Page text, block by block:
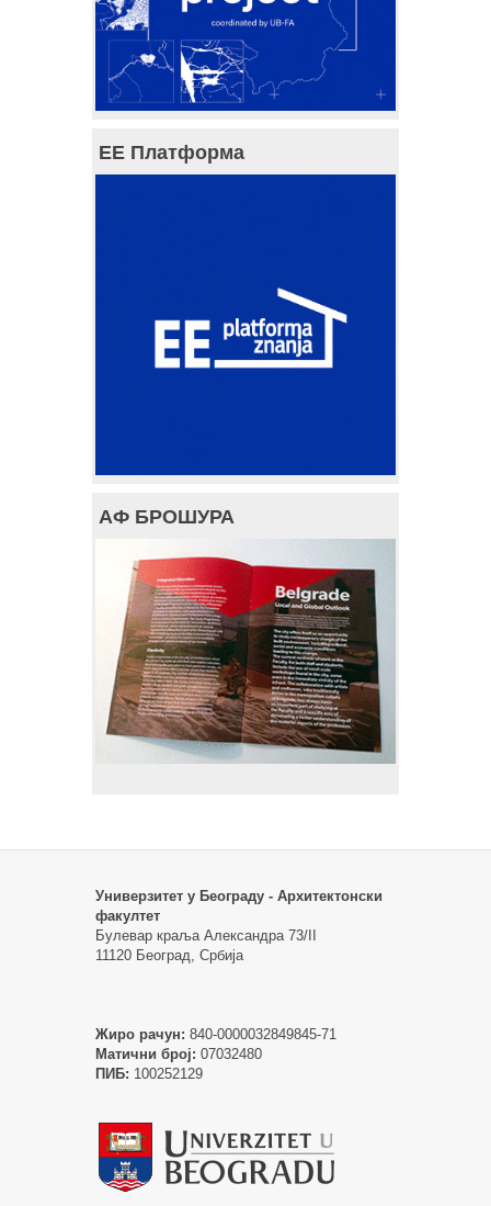
ЕЕ Платформа
АФ БРОШУРА
Универзитет у Београду - Архитектонски
факултет
Булевар краља Александра 73/II
11120 Београд, Србија
Жиро рачун: 840-0000032849845-71
Матични број: 07032480
ПИБ: 100252129